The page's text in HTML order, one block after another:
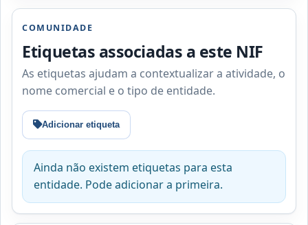
COMUNIDADE
Etiquetas associadas a este NIF
As etiquetas ajudam a contextualizar a atividade, o
nome comercial e o tipo de entidade.
Adicionar etiqueta
Ainda não existem etiquetas para esta
entidade. Pode adicionar a primeira.